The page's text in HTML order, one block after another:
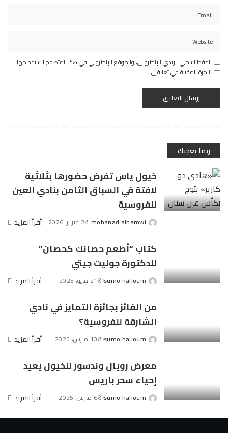
احفظ اسمي، بريدي الإلكتروني، والموقع الإلكتروني في هذا المتصفح لاستخدامها
المرة المقبلة في تعليقي.
ربما يعجبك
خيول ياس تفرض حضورها بثلاثية
لافتة في السباق الثامن بنادي العين
للفروسية
Posted
mohanad.alhamwi 2 فبراير، 2026 أقرأ المزيد
كتاب “أطعم حصانك كحصان”
للدكتورة جوليت جيتي
Posted
sumo halloum 21 مايو، 2025 أقرأ المزيد
من الفائز بجائزة التمايز في نادي
الشارقة للفروسية؟
Posted
sumo halloum 10 مارس، 2025 أقرأ المزيد
معرض رويال وندسور للخيول يعيد
إحياء سحر باريس
Posted
sumo halloum 6 مارس، 2025 أقرأ المزيد